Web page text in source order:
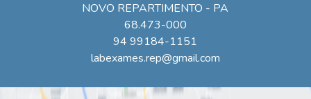
NOVO REPARTIMENTO - PA
68.473-000
94 99184-1151
labexames.rep@gmail.com